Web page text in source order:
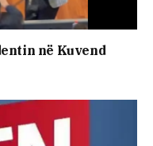
në Kuvend